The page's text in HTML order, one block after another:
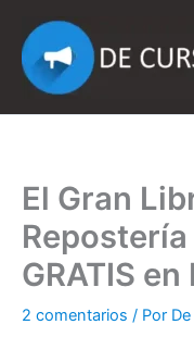
contenido
El Gran
GRATIS en
2 comentarios / Por